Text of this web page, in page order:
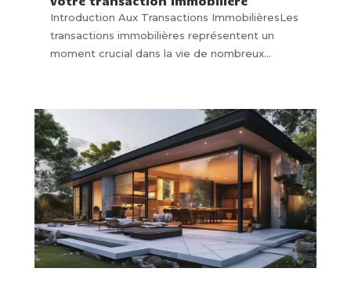
Introduction Aux Transactions ImmobilièresLes
transactions immobilières représentent un
moment crucial dans la vie de nombreux...